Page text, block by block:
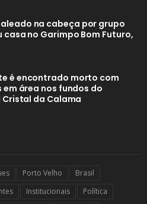
na cabeça por grupo
casa no Garimpo Bom Futuro,
é encontrado morto com
área nos fundos do
da Calama
Porto Velho
Brasil
Institucionais Política